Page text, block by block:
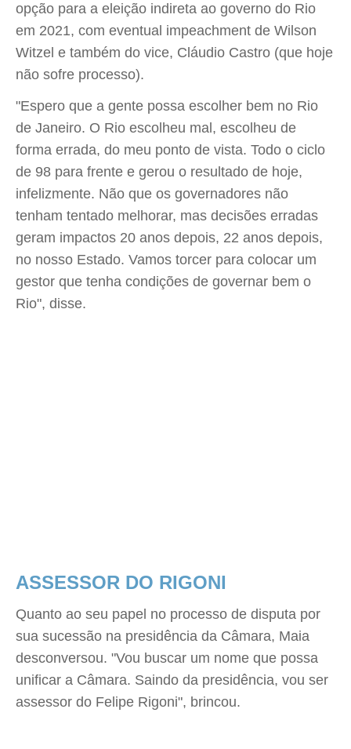
opção para a eleição indireta ao governo do Rio
em 2021, com eventual impeachment de Wilson
Witzel e também do vice, Cláudio Castro (que hoje
não sofre processo).
"Espero que a gente possa escolher bem no Rio
de Janeiro. O Rio escolheu mal, escolheu de
forma errada, do meu ponto de vista. Todo o ciclo
de 98 para frente e gerou o resultado de hoje,
infelizmente. Não que os governadores não
tenham tentado melhorar, mas decisões erradas
geram impactos 20 anos depois, 22 anos depois,
no nosso Estado. Vamos torcer para colocar um
gestor que tenha condições de governar bem o
Rio", disse.
ASSESSOR DO RIGONI
Quanto ao seu papel no processo de disputa por
sua sucessão na presidência da Câmara, Maia
desconversou. "Vou buscar um nome que possa
unificar a Câmara. Saindo da presidência, vou ser
assessor do Felipe Rigoni", brincou.